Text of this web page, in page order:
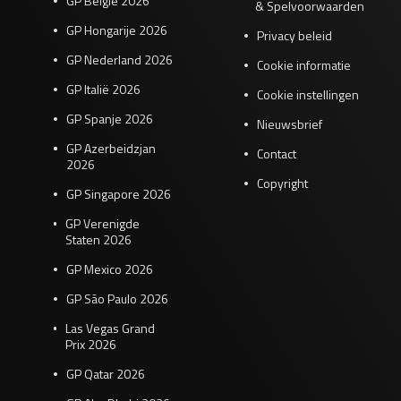
GP Hongarije 2026
GP Nederland 2026
GP Italië 2026
GP Spanje 2026
GP Azerbeidzjan
2026
GP Singapore 2026
GP Verenigde
Staten 2026
GP Mexico 2026
GP São Paulo 2026
Las Vegas Grand
Prix 2026
GP Qatar 2026
& Spelvoorwaarden
Privacy beleid
Cookie informatie
Cookie instellingen
Nieuwsbrief
Contact
Copyright